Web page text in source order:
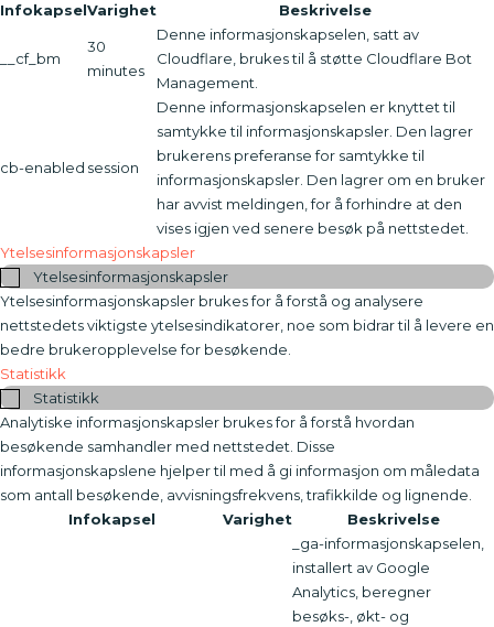
InfokapselVarighet Beskrivelse
__cf_bm
30
minutes
Denne informasjonskapselen, satt av
Cloudflare, brukes til å støtte Cloudflare Bot
Management.
cb-enabled session
Denne informasjonskapselen er knyttet til
samtykke til informasjonskapsler. Den lagrer
brukerens preferanse for samtykke til
informasjonskapsler. Den lagrer om en bruker
har avvist meldingen, for å forhindre at den
vises igjen ved senere besøk på nettstedet.
Ytelsesinformasjonskapsler
Ytelsesinformasjonskapsler
Ytelsesinformasjonskapsler brukes for å forstå og analysere
nettstedets viktigste ytelsesindikatorer, noe som bidrar til å levere en
bedre brukeropplevelse for besøkende.
Statistikk
Statistikk
Analytiske informasjonskapsler brukes for å forstå hvordan
besøkende samhandler med nettstedet. Disse
informasjonskapslene hjelper til med å gi informasjon om måledata
som antall besøkende, avvisningsfrekvens, trafikkilde og lignende.
Infokapsel
Varighet Beskrivelse
_ga-informasjonskapselen,
installert av Google
Analytics, beregner
besøks-, økt- og